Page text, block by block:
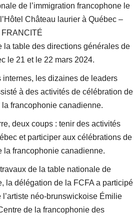
de l’immigration francophone le
Château laurier à Québec –
FRANCITÉ
la table des directions générales de
le 21 et le 22 mars 2024.
internes, les dizaines de leaders
à des activités de célébration de
francophonie canadienne.
deux coups : tenir des activités
et participer aux célébrations de
la francophonie canadienne.
de la table nationale de
la délégation de la FCFA a participé
néo-brunswickoise Émilie
de la francophonie des